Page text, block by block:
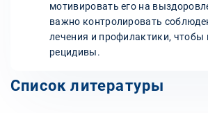
мотивировать его на
важно контролировать
лечения и профилактики, чтобы
рецидивы.
Список литературы